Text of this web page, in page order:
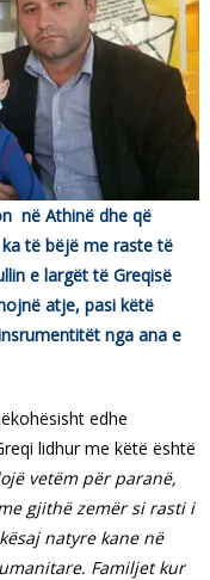
në Athinë dhe që
të bëjë me raste të
e largët të Greqisë
atje, pasi këtë
nga ana e
edhe
lidhur me këtë është
vetëm për paranë,
gjithë zemër si rasti i
natyre kane në
Familjet kur